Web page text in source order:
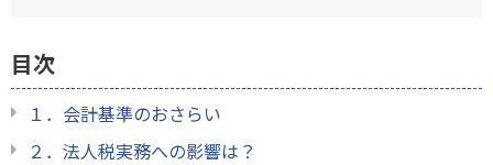
目次
１．会計基準のおさらい
２．法人税実務への影響は？